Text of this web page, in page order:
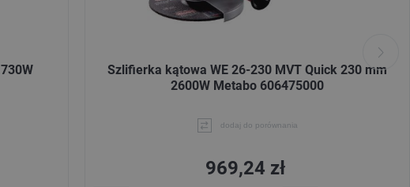
Szlifierka kątowa WE 26-230 MVT Quick 230 mm
2600W Metabo 606475000
dodaj do porównania
969,24 zł